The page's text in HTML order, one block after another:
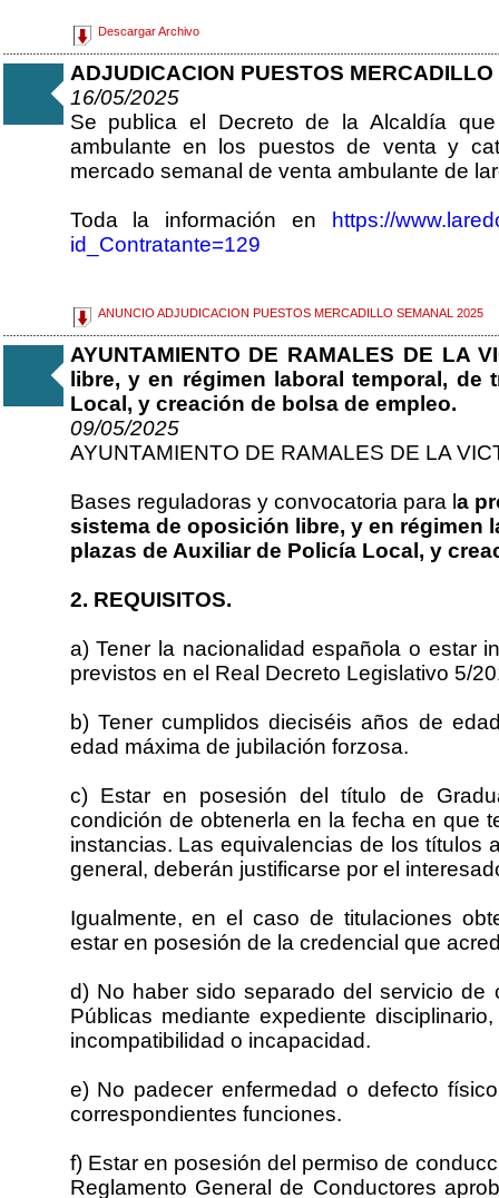
Descargar Archivo
ADJUDICACION PUESTOS
16/05/2025
Se publica el Decreto de la Alcaldía
ambulante en los puestos de venta y
mercado semanal de venta ambulante de
Toda la información en
https://
id_Contratante=129
ANUNCIO ADJUDICACION PUESTOS MERCADILLO SEMANAL 2025
AYUNTAMIENTO DE RAMALES DE LA
libre, y en régimen laboral temporal,
Local, y creación de bolsa de empleo.
09/05/2025
AYUNTAMIENTO DE RAMALES DE LA
Bases reguladoras y convocatoria para l a
sistema de oposición libre, y en régimen
plazas de Auxiliar de Policía Local, y
2. REQUISITOS.
a) Tener la nacionalidad española o estar
previstos en el Real Decreto Legislativo 5/
b) Tener cumplidos dieciséis años de
edad máxima de jubilación forzosa.
c) Estar en posesión del título de
condición de obtenerla en la fecha en que
instancias. Las equivalencias de los títulos
general, deberán justificarse por el
Igualmente, en el caso de titulaciones
estar en posesión de la credencial que
d) No haber sido separado del servicio de
Públicas mediante expediente
incompatibilidad o incapacidad.
e) No padecer enfermedad o defecto
correspondientes funciones.
f) Estar en posesión del permiso de
Reglamento General de Conductores